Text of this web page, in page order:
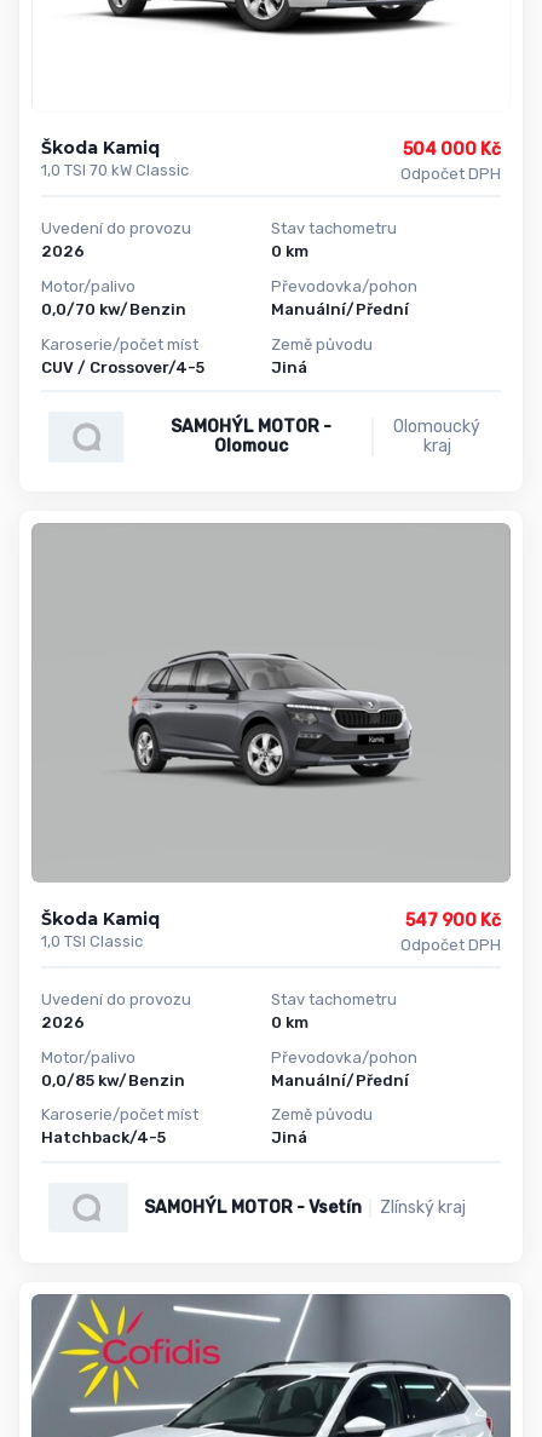
Škoda Kamiq
1,0 TSI 70 kW Classic
504 000 Kč
Odpočet DPH
Uvedení do provozu
2026
Motor/palivo
0,0/70 kw/Benzin
Karoserie/počet míst
CUV / Crossover/4-5
Stav tachometru
0 km
Převodovka/pohon
Manuální/Přední
Země původu
Jiná
SAMOHÝL MOTOR -
Olomouc
Olomoucký
kraj
Škoda Kamiq
1,0 TSI Classic
547 900 Kč
Odpočet DPH
Uvedení do provozu
2026
Motor/palivo
0,0/85 kw/Benzin
Karoserie/počet míst
Hatchback/4-5
Stav tachometru
0 km
Převodovka/pohon
Manuální/Přední
Země původu
Jiná
SAMOHÝL MOTOR - Vsetín Zlínský kraj